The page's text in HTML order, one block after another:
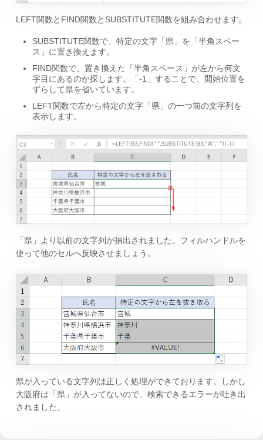
LEFT関数とFIND関数とSUBSTITUTE関数を組み合わせます。
SUBSTITUTE関数で、特定の文字「県」を「半角スペー
ス」に置き換えます。
FIND関数で、置き換えた「半角スペース」が左から何文
字目にあるのか探します。「-1」することで、開始位置を
ずらして県を省いています。
LEFT関数で左から特定の文字「県」の一つ前の文字列を
表示します。
「県」より以前の文字列が抽出されました。フィルハンドルを
使って他のセルへ反映させましょう。
県が入っている文字列は正しく処理ができております。しかし
大阪府は「県」が入ってないので、検索できるエラーが吐き出
されました。